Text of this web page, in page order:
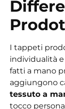
I tappeti
individualità
fatti a mano
aggiungono
tessuto a
tocco